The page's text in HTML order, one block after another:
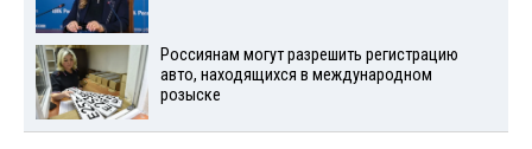
Россиянам могут разрешить регистрацию
авто, находящихся в международном
розыске